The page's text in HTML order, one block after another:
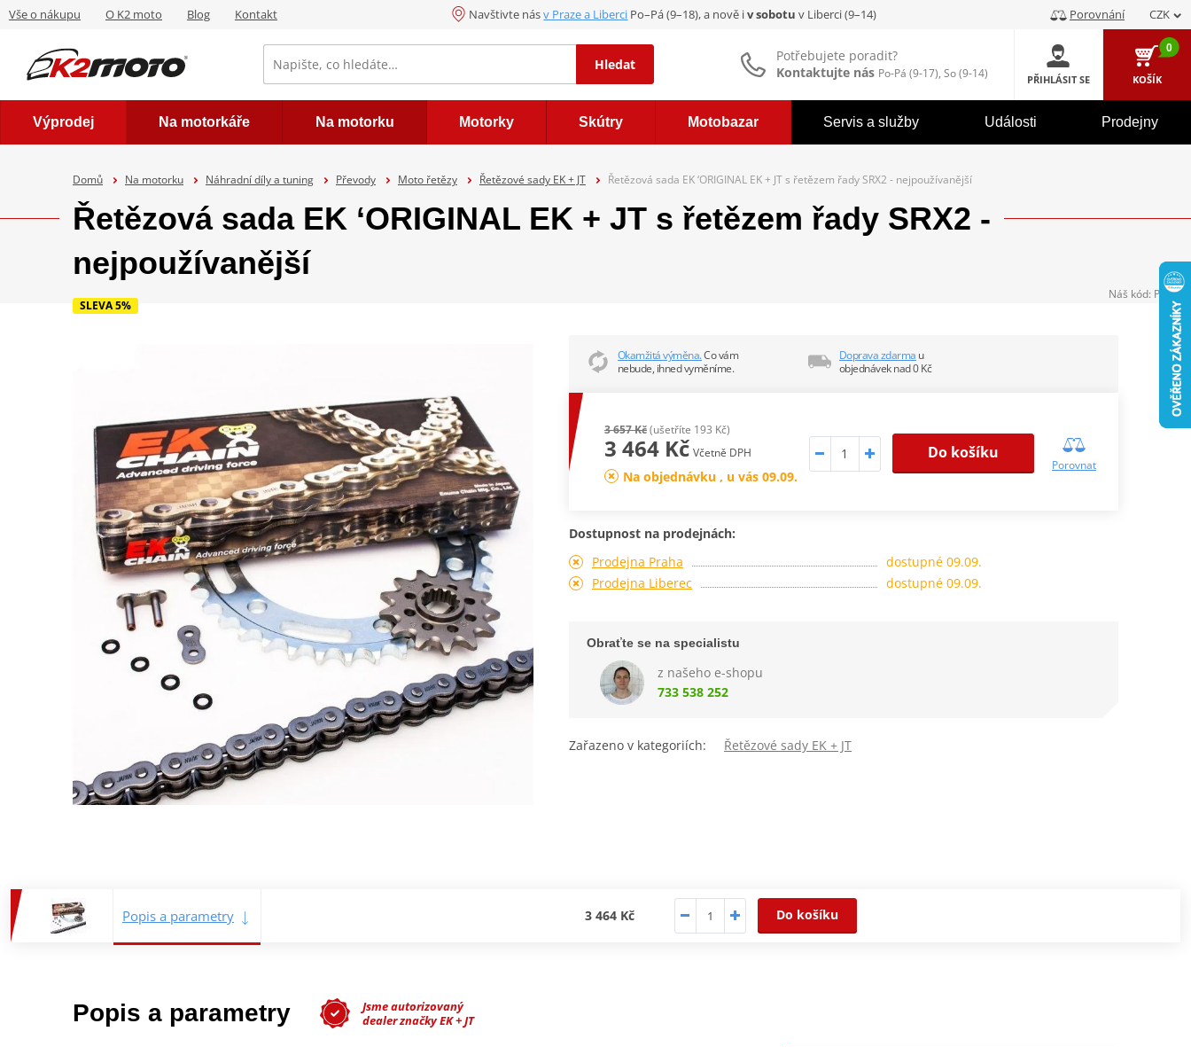
Vše o nákupu O K2 moto Blog Kontakt Navštivte násv Praze a Liberci Po–Pá (9–18), a nově iv sobotu v Liberci (9–14) Porovnání CZK
Hledat
Potřebujete poradit?
Kontaktujte nás Po-Pá (9-17), So (9-14) PŘIHLÁSIT SE
0
KOŠÍK
Výprodej Na motorkáře Na motorku Motorky Skútry Motobazar Servis a služby Události Prodejny
Domů Na motorku Náhradní díly a tuning Převody Moto řetězy Řetězové sady EK + JT Řetězová sada EK ‘ORIGINAL EK + JT s řetězem řady SRX2 - nejpoužívanější
Řetězová sada EK ‘ORIGINAL EK + JT s řetězem řady SRX2 -
nejpoužívanější
SLEVA 5%
Okamžitá výměna.Co vám
nebude, ihned vyměníme.
Doprava zdarma u
objednávek nad 0 Kč
3 657 Kč(ušetříte 193 Kč)
3 464 Kč Včetně DPH
Na objednávku , u vás 09.09.
Do košíku
Porovnat
Dostupnost na prodejnách:
Prodejna Praha
dostupné 09.09.
Prodejna Liberec
dostupné 09.09.
Obraťte se na specialistu
z našeho e-shopu
733 538 252
Zařazeno v kategoriích: Řetězové sady EK + JT
Popis a parametry 3 464 Kč Do košíku
Popis a parametry
Jsme autorizovaný
dealer značky EK + JT
Náš kód: P98972